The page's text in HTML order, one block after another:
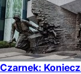
Czarnek: